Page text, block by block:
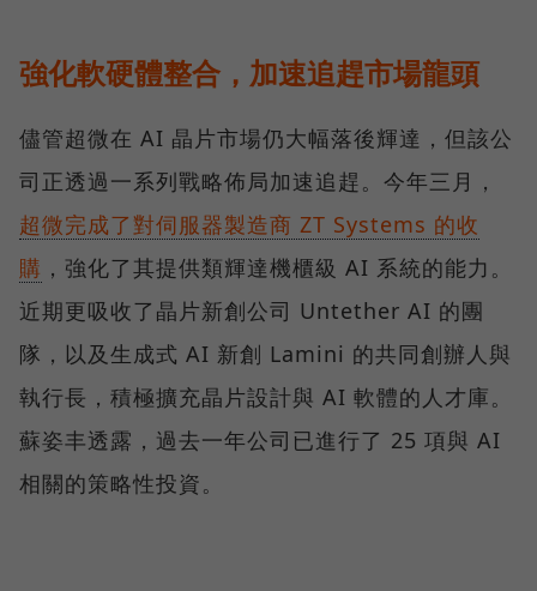
強化軟硬體整合，加速追趕市場龍頭
儘管超微在 AI 晶片市場仍大幅落後輝達，但該公
司正透過一系列戰略佈局加速追趕。今年三月，
超微完成了對伺服器製造商 ZT Systems 的收
購 ，強化了其提供類輝達機櫃級 AI 系統的能力。
近期更吸收了晶片新創公司 Untether AI 的團
隊，以及生成式 AI 新創 Lamini 的共同創辦人與
執行長，積極擴充晶片設計與 AI 軟體的人才庫。
蘇姿丰透露，過去一年公司已進行了 25 項與 AI
相關的策略性投資。